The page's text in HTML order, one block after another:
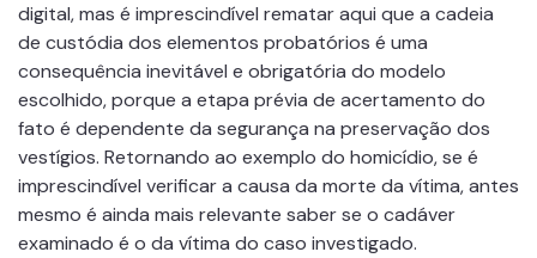
digital, mas é imprescindível rematar aqui que a cadeia
de custódia dos elementos probatórios é uma
consequência inevitável e obrigatória do modelo
escolhido, porque a etapa prévia de acertamento do
fato é dependente da segurança na preservação dos
vestígios. Retornando ao exemplo do homicídio, se é
imprescindível verificar a causa da morte da vítima, antes
mesmo é ainda mais relevante saber se o cadáver
examinado é o da vítima do caso investigado.